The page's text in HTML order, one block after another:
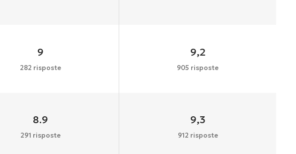
9
282 risposte
9,2
905 risposte
8.9
291 risposte
9,3
912 risposte